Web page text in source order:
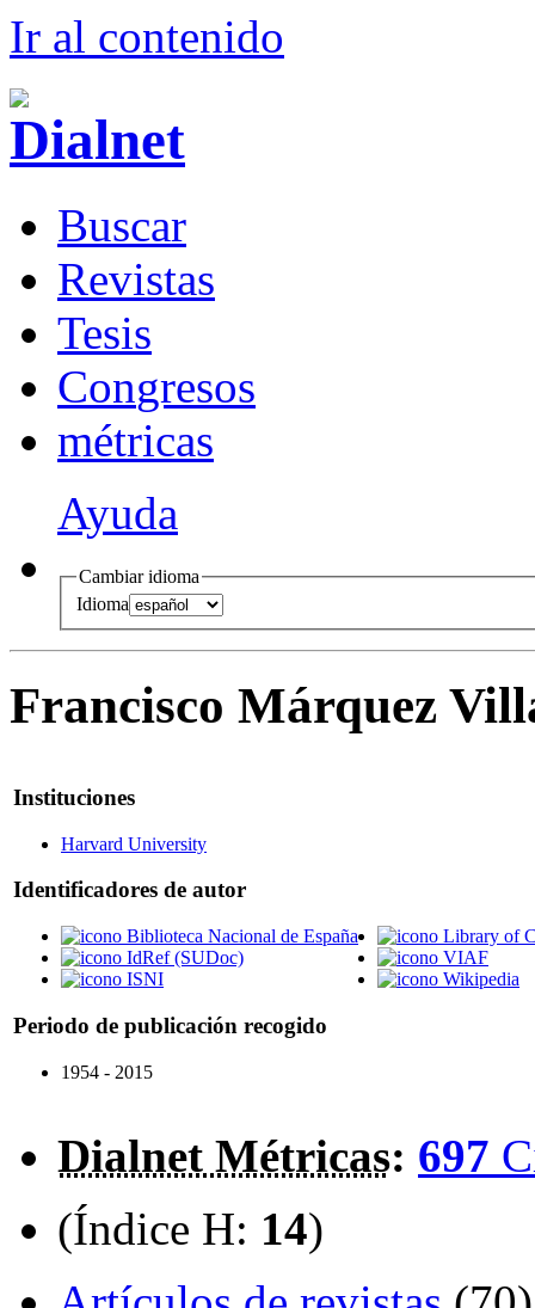
Ir al contenido
Buscar
Revistas
Tesis
Congresos
métricas
Ayuda
Cambiar idioma
Idioma
Francisco Márquez
Instituciones
Harvard University
Identificadores de autor
Biblioteca Nacional de España
IdRef (SUDoc)
ISNI
Library of
VIAF
Wikipedia
Periodo de publicación recogido
1954 - 2015
Dialnet Métricas: 697
(Índice H: 14)